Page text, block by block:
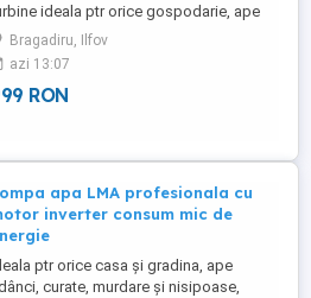
ideala ptr orice gospodarie, ape
curate, murdare, nisipoase este o
care se poate folosi in sistem
ptr irigatii, aspersoare, udat
cu furtunul are iesirea un tol
Bragadiru, Ilfov
azi 13:07
RON
apa LMA profesionala cu
inverter consum mic de
ptr orice casa și gradina, ape
curate, murdare și nisipoase,